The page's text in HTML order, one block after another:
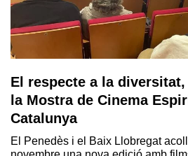
El respecte a la
la Mostra de Cinema
Catalunya
El Penedès i el Baix Llobregat